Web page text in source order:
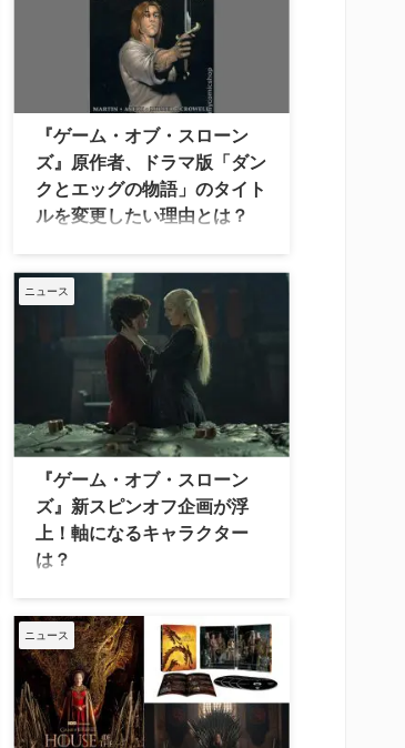
活躍が目覚ましいペドロ・パスカル
は、本年度のエミー賞で2番目に多く
のノミネート数（24）を記録した
『THE LAST OF US』で主演男優賞候
補に。これまでに出演した『ゲーム・
『マンダロリアン』で同賞にノミネー
トされたことはなかったが、今回はさ
らにホストを務めた長寿 …
『ゲーム・オブ・スローン
ズ』原作者、ドラマ版「ダン
クとエッグの物語」のタイト
ルを変更したい理由とは？
R・マーティンが、先日正式に製作が
発表された中編小説「ダンクとエッグ
の物語（原題：Tales of Dunk and
Egg）」のドラマ版について、小説の
原題とはタイトルが大きく変更される
可能性を示唆し、その理由を明かして
いる。 タイトルに“騎士”という言葉を
『ゲーム・オブ・スローンズ』の約
100年前が舞台となるドラマ版「ダン
クとエッグの物語」は、若くてナイー
ブだが勇敢な騎士、サー・ダンカン・
ザ・トールとその小柄な従者、エッグ
の冒険が描 …
ニュース
『ゲーム・オブ・スローン
ズ』新スピンオフ企画が浮
上！軸になるキャラクター
は？
た『ゲーム・オブ・スローンズ』の新
スピンオフ企画が浮上していることが
明らかとなった。今度は、どのキャラ
クターが中心に描かれるのだろう
か？ 米Indie Wireが報じている。 キ
ャラクターの重複は？ 情報筋によると
ニュース